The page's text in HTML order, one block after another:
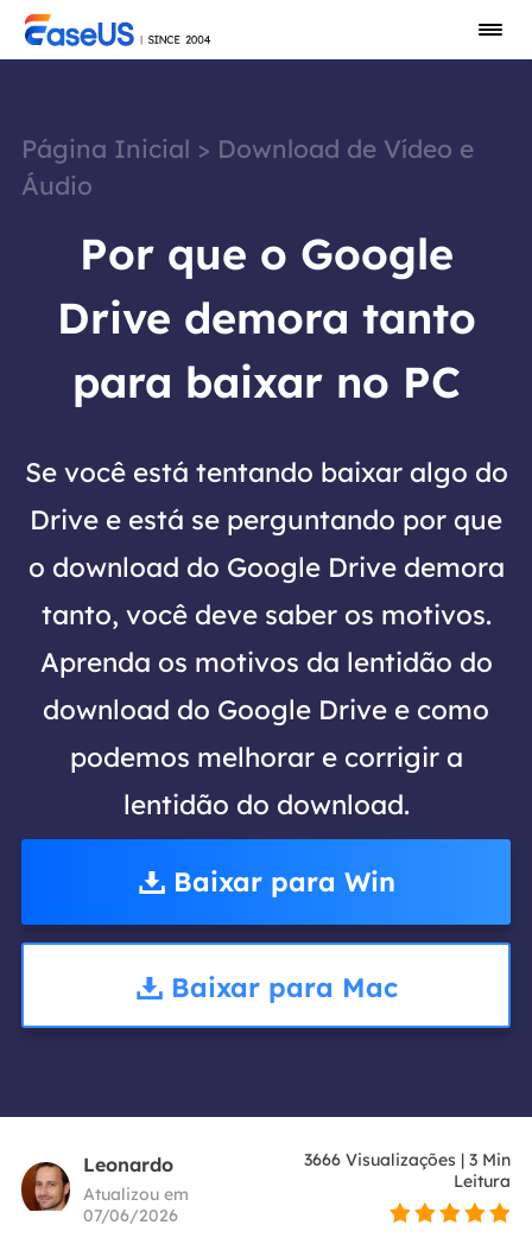
Página Inicial > Download de Vídeo e
Áudio
Por que o Google
Drive demora tanto
para baixar no PC
Se você está tentando baixar algo do
Drive e está se perguntando por que
o download do Google Drive demora
tanto, você deve saber os motivos.
Aprenda os motivos da lentidão do
download do Google Drive e como
podemos melhorar e corrigir a
lentidão do download.
Baixar para Win
Baixar para Mac
Leonardo
Atualizou em
07/06/2026
3666 Visualizações |3 Min
Leitura